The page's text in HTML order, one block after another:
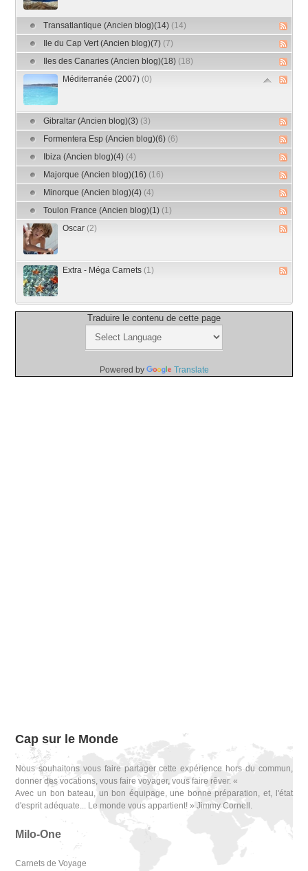
Transatlantique (Ancien blog)(14) (14)
Ile du Cap Vert (Ancien blog)(7) (7)
Iles des Canaries (Ancien blog)(18) (18)
Méditerranée (2007) (0)
Gibraltar (Ancien blog)(3) (3)
Formentera Esp (Ancien blog)(6) (6)
Ibiza (Ancien blog)(4) (4)
Majorque (Ancien blog)(16) (16)
Minorque (Ancien blog)(4) (4)
Toulon France (Ancien blog)(1) (1)
Oscar (2)
Extra - Méga Carnets (1)
Traduire le contenu de cette page
Powered by Translate
Cap sur le Monde
Nous souhaitons vous faire partager cette expérience hors du commun,
donner des vocations, vous faire voyager, vous faire rêver. «
Avec un bon bateau, un bon équipage, une bonne préparation, et, l'état
d'esprit adéquate... Le monde vous appartient! » Jimmy Cornell.
Milo-One
Carnets de Voyage